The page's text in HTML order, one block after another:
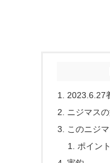
2023.6.27
ニジマス
このニジ
ポイント